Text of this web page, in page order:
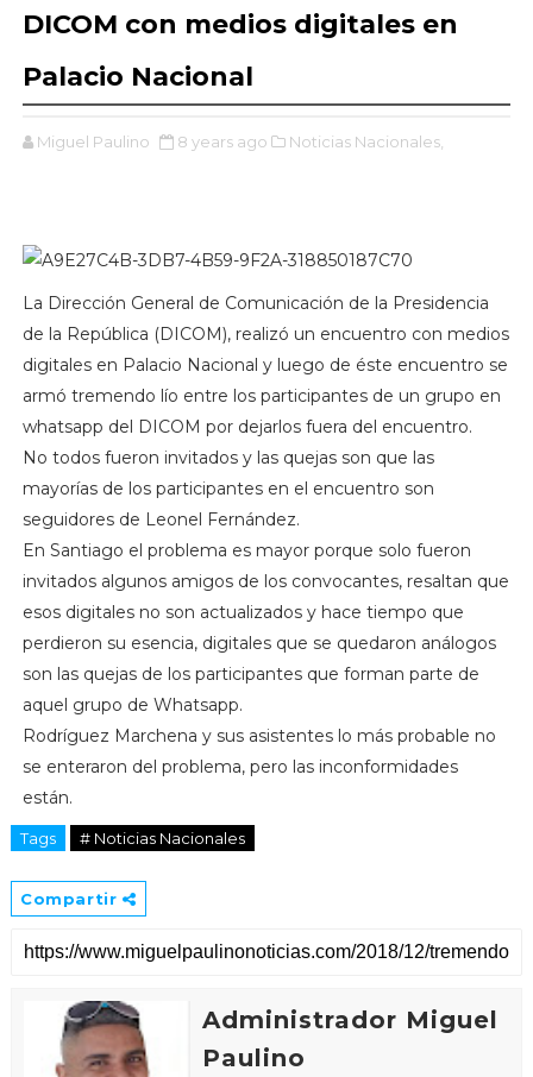
DICOM con medios digitales en
Palacio Nacional ‬
Miguel Paulino 8 years ago Noticias Nacionales,
‪La Dirección General de Comunicación de la Presidencia
de la República (DICOM), realizó un encuentro con medios
digitales en Palacio Nacional y luego de éste encuentro se
armó tremendo lío entre los participantes de un grupo en
whatsapp del DICOM por dejarlos fuera del encuentro.‬
‪No todos fueron invitados y las quejas son que las
mayorías de los participantes en el encuentro son
seguidores de Leonel Fernández.‬
‪En Santiago el problema es mayor porque solo fueron
invitados algunos amigos de los convocantes, resaltan que
esos digitales no son actualizados y hace tiempo que
perdieron su esencia, digitales que se quedaron análogos
son las quejas de los participantes que forman parte de
aquel grupo de Whatsapp.‬
‪Rodríguez Marchena y sus asistentes lo más probable no
se enteraron del problema, pero las inconformidades
están. ‬
Tags # Noticias Nacionales
Compartir
Administrador Miguel
Paulino